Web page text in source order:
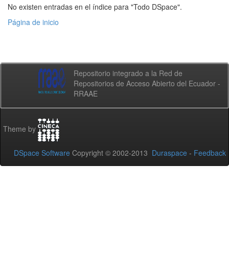
No existen entradas en el índice para "Todo DSpace".
Página de inicio
Repositorio integrado a la Red de
Repositorios de Acceso Abierto del Ecuador -
RRAAE
Theme by
DSpace Software Copyright © 2002-2013 Duraspace - Feedback